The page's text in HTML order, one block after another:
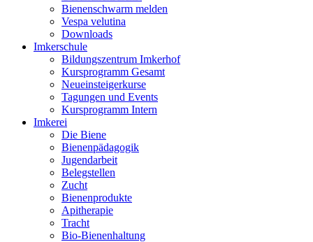
Bienenschwarm melden
Vespa velutina
Downloads
Imkerschule
Bildungszentrum Imkerhof
Kursprogramm Gesamt
Neueinsteigerkurse
Tagungen und Events
Kursprogramm Intern
Imkerei
Die Biene
Bienenpädagogik
Jugendarbeit
Belegstellen
Zucht
Bienenprodukte
Apitherapie
Tracht
Bio-Bienenhaltung